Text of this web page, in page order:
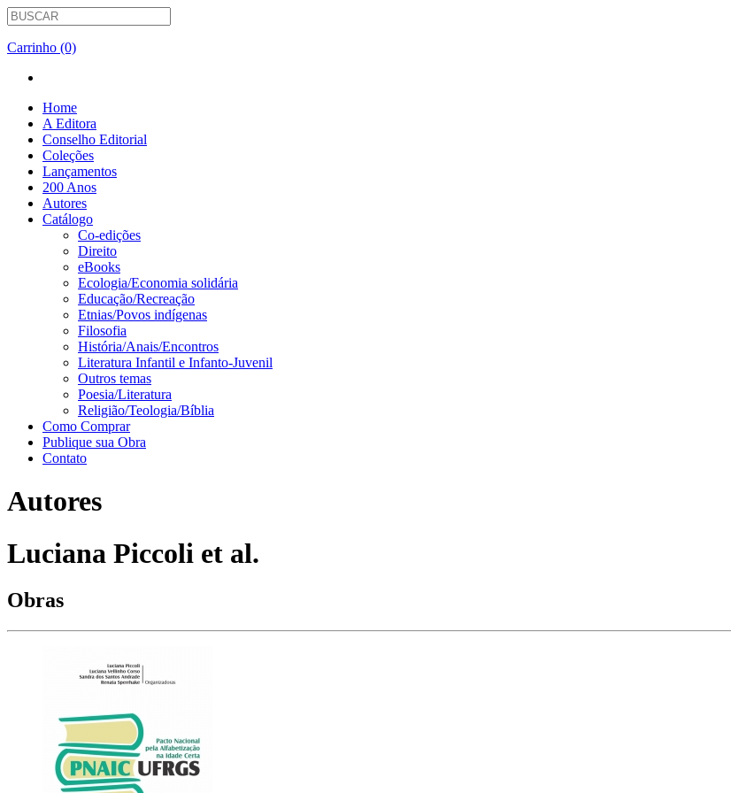
Carrinho (0)
Home
A Editora
Conselho Editorial
Coleções
Lançamentos
200 Anos
Autores
Catálogo
Co-edições
Direito
eBooks
Ecologia/Economia solidária
Educação/Recreação
Etnias/Povos indígenas
Filosofia
História/Anais/Encontros
Literatura Infantil e Infanto-Juvenil
Outros temas
Poesia/Literatura
Religião/Teologia/Bíblia
Como Comprar
Publique sua Obra
Contato
Autores
Luciana Piccoli et al.
Obras